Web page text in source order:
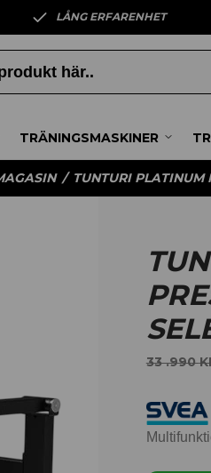
LÅNG ERFARENHET
TRÄNINGSMASKINER
/ TUNTURI PLATINUM
33 .990